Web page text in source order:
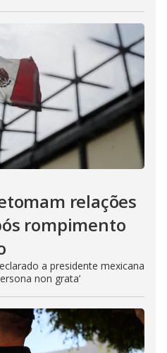
relações
rompimento
a presidente mexicana
non grata’